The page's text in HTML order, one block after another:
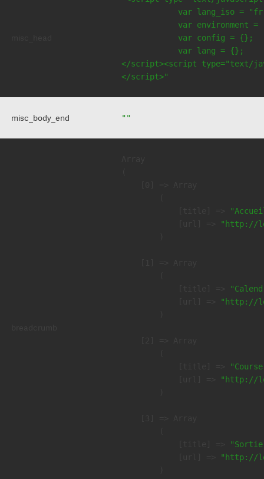
var lang_iso =
var environment =
            var config = {};
            var lang = {};
</script><script type="text/
</script>"
misc_body_end ""
"http://
"http://
"http://
"http://